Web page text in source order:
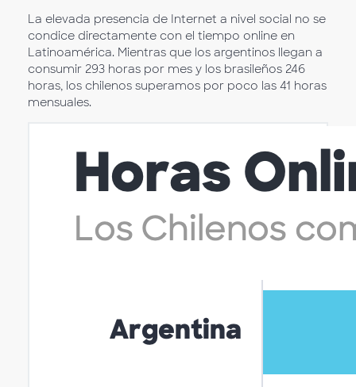
La elevada presencia de Internet a nivel social no se
condice directamente con el tiempo online en
Latinoamérica. Mientras que los argentinos llegan a
consumir 293 horas por mes y los brasileños 246
horas, los chilenos superamos por poco las 41 horas
mensuales.